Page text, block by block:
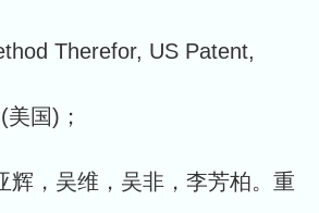
Therefor, US Patent,
国)；
辉，吴维，吴非，李芳柏。重